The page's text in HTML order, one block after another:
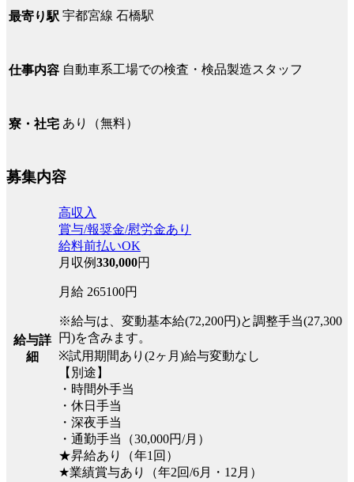
最寄り駅 宇都宮線 石橋駅
仕事内容 自動車系工場での検査・検品製造スタッフ
寮・社宅 あり（無料）
募集内容
給与詳
細
高収入
賞与/報奨金/慰労金あり
給料前払いOK
月収例330,000円
月給 265100円
※給与は、変動基本給(72,200円)と調整手当(27,300
円)を含みます。
※試用期間あり(2ヶ月)給与変動なし
【別途】
・時間外手当
・休日手当
・深夜手当
・通勤手当（30,000円/月）
★昇給あり（年1回）
★業績賞与あり（年2回/6月・12月）